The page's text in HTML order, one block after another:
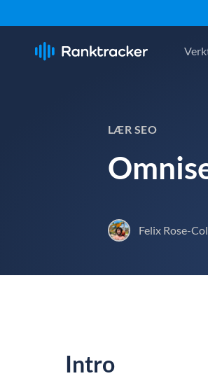
LÆR SEO
Felix Rose-
Intro